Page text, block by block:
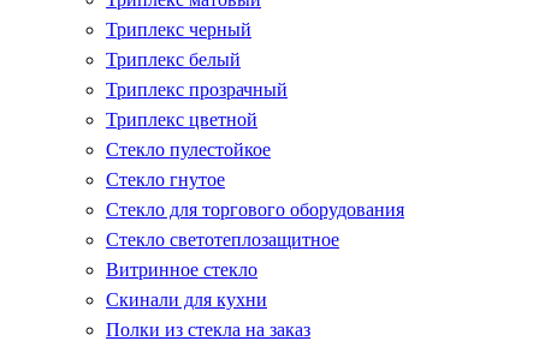
Триплекс черный
Триплекс белый
Триплекс прозрачный
Триплекс цветной
Стекло пулестойкое
Стекло гнутое
Стекло для торгового оборудования
Стекло светотеплозащитное
Витринное стекло
Скинали для кухни
Полки из стекла на заказ